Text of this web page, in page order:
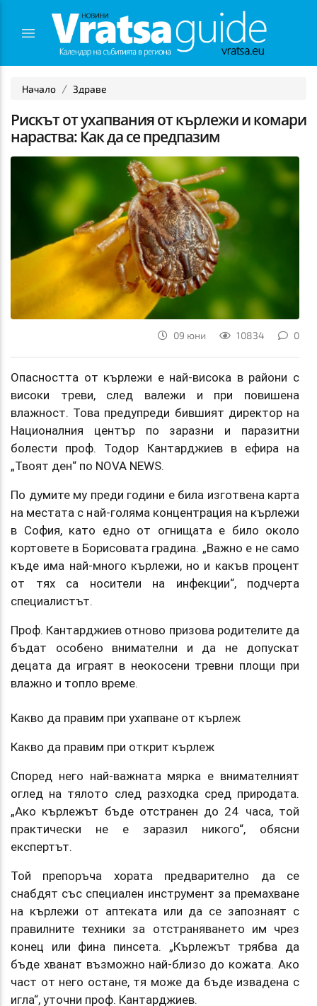
Начало Здраве
Рискът от ухапвания от кърлежи и комари
нараства: Как да се предпазим
09 юни 10834 0
Опасността от кърлежи е най-висока в райони с
високи треви, след валежи и при повишена
влажност. Това предупреди бившият директор на
Националния център по заразни и паразитни
болести проф. Тодор Кантарджиев в ефира на
„Твоят ден“ по NOVA NEWS.
По думите му преди години е била изготвена карта
на местата с най-голяма концентрация на кърлежи
в София, като едно от огнищата е било около
кортовете в Борисовата градина. „Важно е не само
къде има най-много кърлежи, но и какъв процент
от тях са носители на инфекции“, подчерта
специалистът.
Проф. Кантарджиев отново призова родителите да
бъдат особено внимателни и да не допускат
децата да играят в неокосени тревни площи при
влажно и топло време.
Какво да правим при ухапване от кърлеж
Какво да правим при открит кърлеж
Според него най-важната мярка е внимателният
оглед на тялото след разходка сред природата.
„Ако кърлежът бъде отстранен до 24 часа, той
практически не е заразил никого“, обясни
експертът.
Той препоръча хората предварително да се
снабдят със специален инструмент за премахване
на кърлежи от аптеката или да се запознаят с
правилните техники за отстраняването им чрез
конец или фина пинсета. „Кърлежът трябва да
бъде хванат възможно най-близо до кожата. Ако
част от него остане, тя може да бъде извадена с
игла“, уточни проф. Кантарджиев.